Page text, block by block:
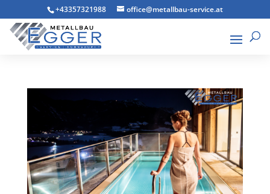
+43357321988 office@metallbau-service.at